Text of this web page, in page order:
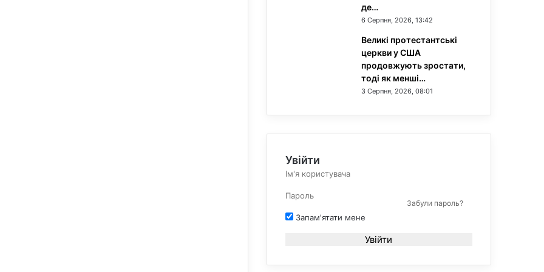
де…
6 Серпня, 2026, 13:42
Великі протестантські
церкви у США
продовжують зростати,
тоді як менші…
3 Серпня, 2026, 08:01
Увійти
Забули пароль?
Запам'ятати мене
Увійти